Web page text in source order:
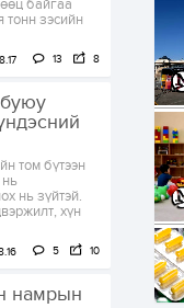
байгаа
зэсийн
13 8
том бүтээн
нь зүйтэй.
хүн
5 10
намрын